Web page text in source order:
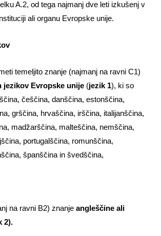
A.2, od tega najmanj dve leti izkušenj v
ali organu Evropske unije.
temeljito znanje (najmanj na ravni C1)
jezikov Evropske unije (jezik 1), ki so
češčina, danščina, estonščina,
grščina, hrvaščina, irščina, italijanščina,
madžarščina, malteščina, nemščina,
portugalščina, romunščina,
španščina in švedščina,
na ravni B2) znanje angleščine ali
2).